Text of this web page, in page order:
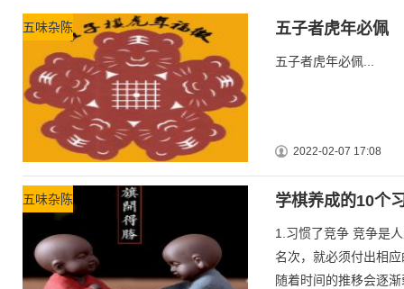
五味杂陈 五子者虎年必佩
五子者虎年必佩...
2022-02-07 17:08
五味杂陈 学棋养成的10个
1.习惯了竞争 竞争是
名次，就必须付出相
随着时间的推移会逐